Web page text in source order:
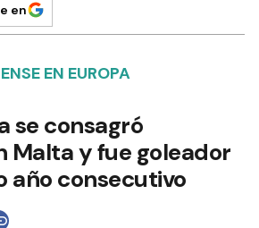
en
EN EUROPA
se consagró
Malta y fue goleador
año consecutivo